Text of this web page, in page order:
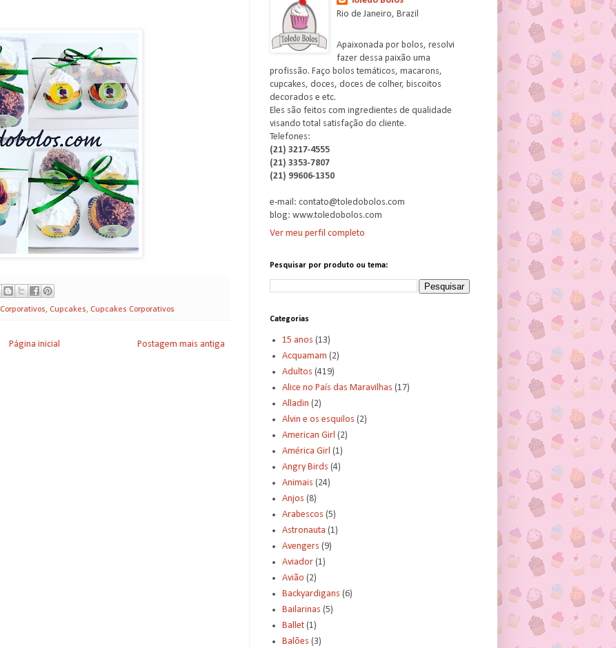
Corporativos, Cupcakes, Cupcakes Corporativos
Postagem mais antiga
Página inicial
Rio de Janeiro, Brazil
Apaixonada por bolos, resolvi
fazer dessa paixão uma
profissão. Faço bolos temáticos, macarons,
cupcakes, doces, doces de colher, biscoitos
decorados e etc.
Eles são feitos com ingredientes de qualidade
visando total satisfação do cliente.
Telefones:
(21) 3217-4555
(21) 3353-7807
(21) 99606-1350
e-mail: contato@toledobolos.com
blog: www.toledobolos.com
Ver meu perfil completo
Pesquisar por produto ou tema:
Categorias
15 anos (13)
Acquamam (2)
Adultos (419)
Alice no País das Maravilhas (17)
Alladin (2)
Alvin e os esquilos (2)
American Girl (2)
América Girl (1)
Angry Birds (4)
Animais (24)
Anjos (8)
Arabescos (5)
Astronauta (1)
Avengers (9)
Aviador (1)
Avião (2)
Backyardigans (6)
Bailarinas (5)
Ballet (1)
Balões (3)